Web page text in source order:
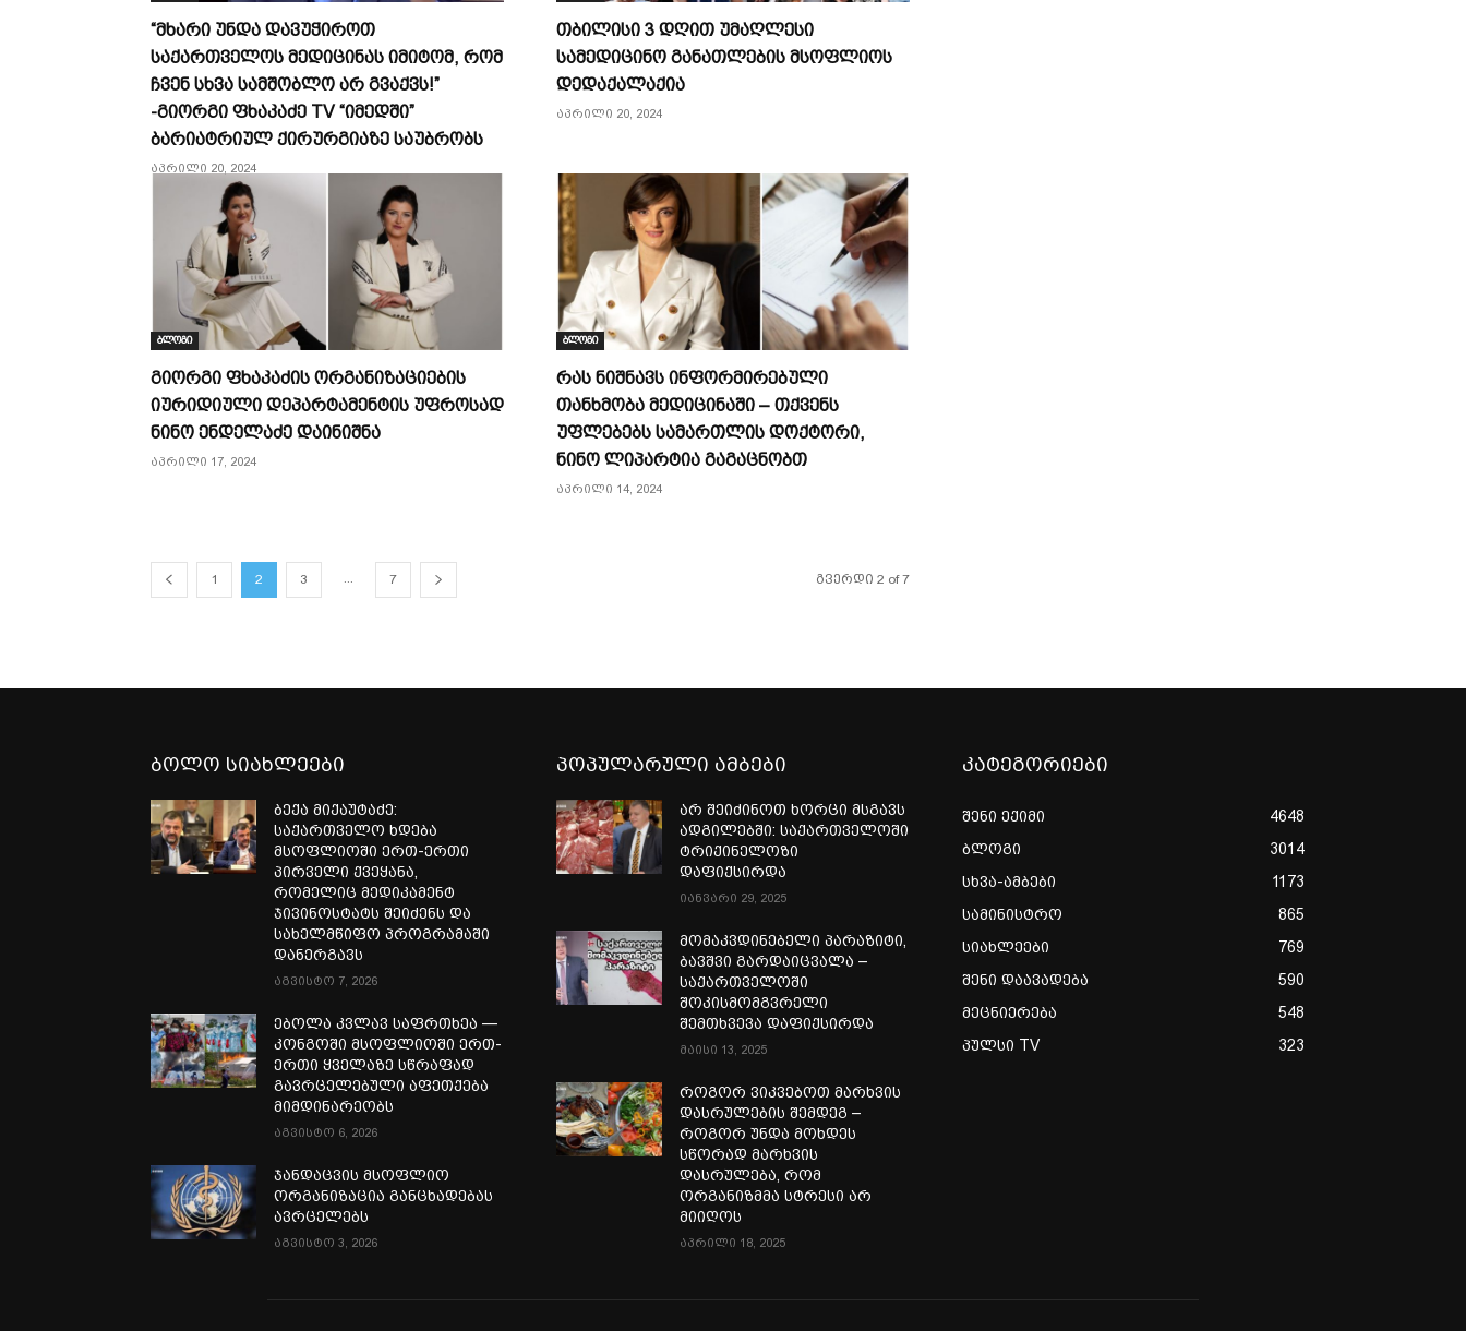
“მხარი უნდა დავუჭიროთ
საქართველოს მედიცინას იმიტომ, რომ
ჩვენ სხვა სამშობლო არ გვაქვს!”
-გიორგი ფხაკაძე TV “იმედში”
ბარიატრიულ ქირურგიაზე საუბრობს
აპრილი 20, 2024
თბილისი 3 დღით უმაღლესი
სამედიცინო განათლების მსოფლიოს
დედაქალაქია
აპრილი 20, 2024
ბლოგი
გიორგი ფხაკაძის ორგანიზაციების
იურიდიული დეპარტამენტის უფროსად
ნინო ენდელაძე დაინიშნა
აპრილი 17, 2024
ბლოგი
რას ნიშნავს ინფორმირებული
თანხმობა მედიცინაში – თქვენს
უფლებებს სამართლის დოქტორი,
ნინო ლიპარტია გაგაცნობთ
აპრილი 14, 2024
1 2 3 7 გვერდი 2 of 7
ბოლო სიახლეები
ბექა მიქაუტაძე:
საქართველო ხდება
მსოფლიოში ერთ-ერთი
პირველი ქვეყანა,
რომელიც მედიკამენტ
ჯივინოსტატს შეიძენს და
სახელმწიფო პროგრამაში
დანერგავს
აგვისტო 7, 2026
ებოლა კვლავ საფრთხეა —
კონგოში მსოფლიოში ერთ-
ერთი ყველაზე სწრაფად
გავრცელებული აფეთქება
მიმდინარეობს
აგვისტო 6, 2026
ჯანდაცვის მსოფლიო
ორგანიზაცია განცხადებას
ავრცელებს
აგვისტო 3, 2026
პოპულარული ამბები
არ შეიძინოთ ხორცი მსგავს
ადგილებში: საქართველოში
ტრიქინელოზი
დაფიქსირდა
იანვარი 29, 2025
მომაკვდინებელი პარაზიტი,
ბავშვი გარდაიცვალა –
საქართველოში
შოკისმომგვრელი
შემთხვევა დაფიქსირდა
მაისი 13, 2025
როგორ ვიკვებოთ მარხვის
დასრულების შემდეგ –
როგორ უნდა მოხდეს
სწორად მარხვის
დასრულება, რომ
ორგანიზმმა სტრესი არ
მიიღოს
აპრილი 18, 2025
კატეგორიები
შენი ექიმი
4648
ბლოგი
3014
სხვა-ამბები
1173
სამინისტრო
865
სიახლეები
769
შენი დაავადება
590
მეცნიერება
548
პულსი TV
323